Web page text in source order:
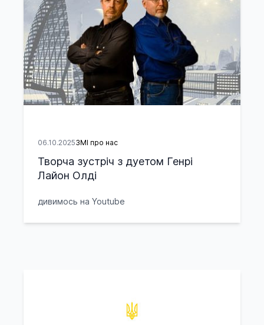
06.10.2025ЗМІ про нас
Творча зустріч з дуетом Генрі
Лайон Олді
дивимось на Youtube